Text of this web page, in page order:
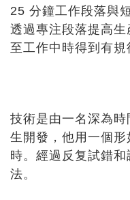
25 分鐘工作段落與
透過專注段落提高
至工作中時得到有規
技術是由一名深為
生開發，他用一個
時。經過反复試錯
法。